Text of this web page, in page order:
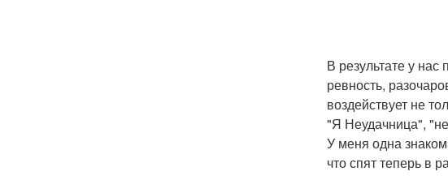
В результате у
ревность,
воздействует не
"Я Неудачница",
У меня одна
что спят теперь в